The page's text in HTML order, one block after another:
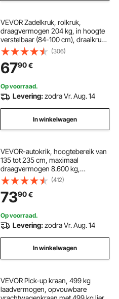
VEVOR Zadelkruk, rolkruk,
draagvermogen 204 kg, in hoogte
verstelbaar (84-100 cm), draaikruk,
werkkruk met rugleuning, PU-leren
draaistoel voor salon, spa,
massagekliniek, zwart
(306)
6790€
Op voorraad.
Levering:zodra Vr. Aug. 14
In winkelwagen
VEVOR-autokrik, hoogtebereik van
135 tot 235 cm, maximaal
draagvermogen 8.600 kg,
verstelbare steunbalk,
kelderkrikpaalstang voor
nivellering, stalen
hefondersteuning, telescopische
krikpaal voor tijdelijke
ondersteuning
(412)
7390€
Op voorraad.
Levering:zodra Vr. Aug. 14
In winkelwagen
VEVOR Pick-up kraan, 499 kg
laadvermogen, opvouwbare